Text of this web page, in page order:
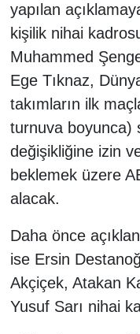
yapılan
kişilik nihai
Muhammed
Ege Tıknaz,
takımların ilk
turnuva boyunca)
değişikliğine izin
beklemek üzere
alacak.
Daha önce
ise Ersin
Akçiçek, Atakan
Yusuf Sarı nihai